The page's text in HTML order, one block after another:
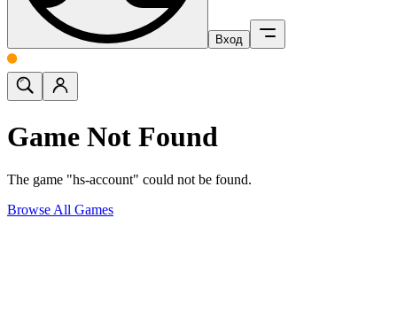
Вход
Game Not Found
The game "hs-account" could not be found.
Browse All Games